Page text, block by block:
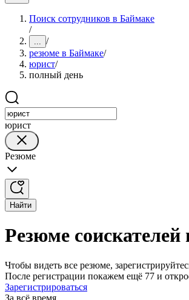
Поиск сотрудников в Баймаке
/
... /
резюме в Баймаке/
юрист/
полный день
юрист
Резюме
Найти
Резюме
Чтобы видеть все резюме,
После регистрации покажем ещё 77 и
Зарегистрироваться
За всё время